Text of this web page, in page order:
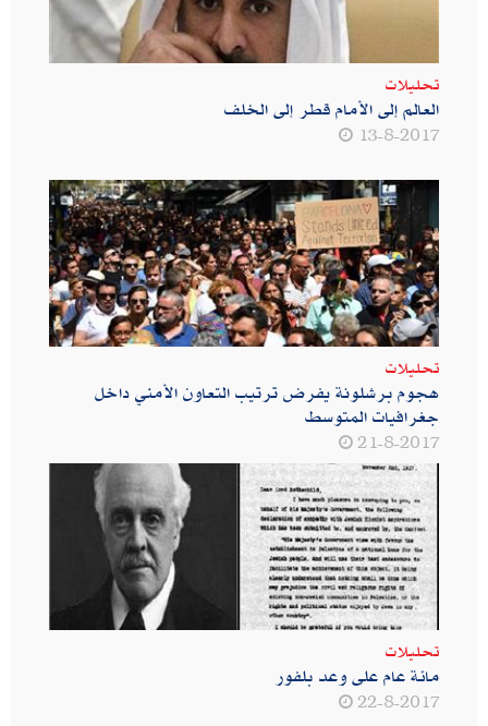
تحليلات
العالم إلى الأمام قطر إلى الخلف
13-8-2017
تحليلات
هجوم برشلونة يفرض ترتيب التعاون الأمني داخل
جغرافيات المتوسط
21-8-2017
تحليلات
مائة عام على وعد بلفور
22-8-2017